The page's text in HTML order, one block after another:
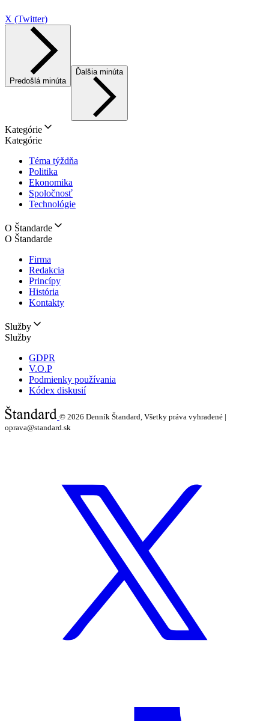
X (Twitter)
Predošlá minúta
Ďalšia minúta
Kategórie
Kategórie
Téma týždňa
Politika
Ekonomika
Spoločnosť
Technológie
O Štandarde
O Štandarde
Firma
Redakcia
Princípy
História
Kontakty
Služby
Služby
GDPR
V.O.P
Podmienky používania
Kódex diskusií
© 2026 Denník Štandard, Všetky práva vyhradené |
oprava@standard.sk